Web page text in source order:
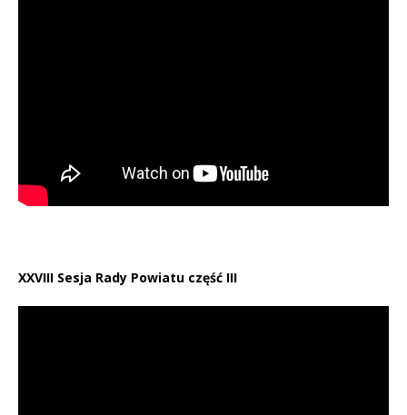
XXVIII Sesja Rady Powiatu część III